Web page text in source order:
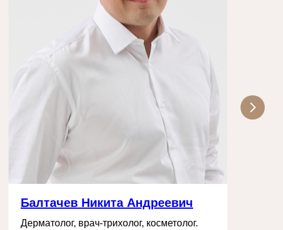
Балтачев Никита Андреевич
Дерматолог, врач-трихолог, косметолог.